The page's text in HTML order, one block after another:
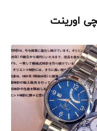
اورینت